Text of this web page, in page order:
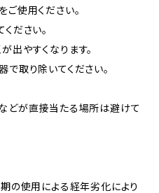
使用ください。
ださい。
やすくなります。
取り除いてください。
どが直接当たる場所は避けて
の使用による経年劣化により